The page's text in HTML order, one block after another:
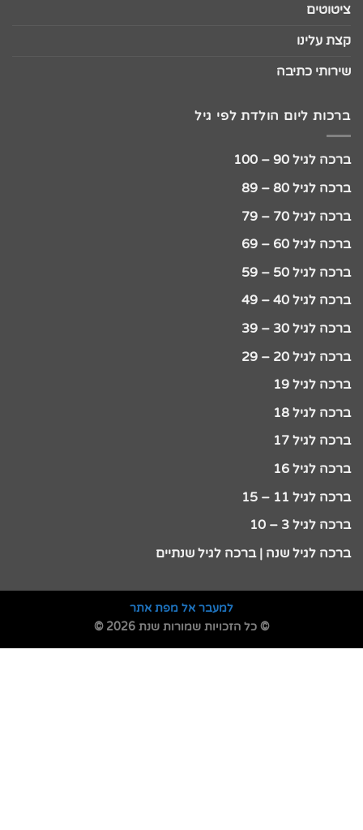
ציטוטים
קצת עלינו
שירותי כתיבה
ברכות ליום הולדת לפי גיל
ברכה לגיל 90 – 100
ברכה לגיל 80 – 89
ברכה לגיל 70 – 79
ברכה לגיל 60 – 69
ברכה לגיל 50 – 59
ברכה לגיל 40 – 49
ברכה לגיל 30 – 39
ברכה לגיל 20 – 29
ברכה לגיל 19
ברכה לגיל 18
ברכה לגיל 17
ברכה לגיל 16
ברכה לגיל 11 – 15
ברכה לגיל 3 – 10
ברכה לגיל שנה | ברכה לגיל שנתיים
למעבר אל מפת אתר
© כל הזכויות שמורות שנת 2026 ©